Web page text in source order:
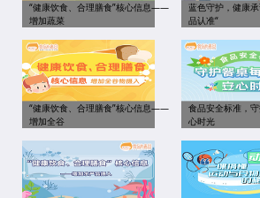
“健康饮食、合理膳食”核心信息——
增加蔬菜
蓝色守护，健康
品认准“
“健康饮食、合理膳食”核心信息——
增加全谷
食品安全标准，
心时光